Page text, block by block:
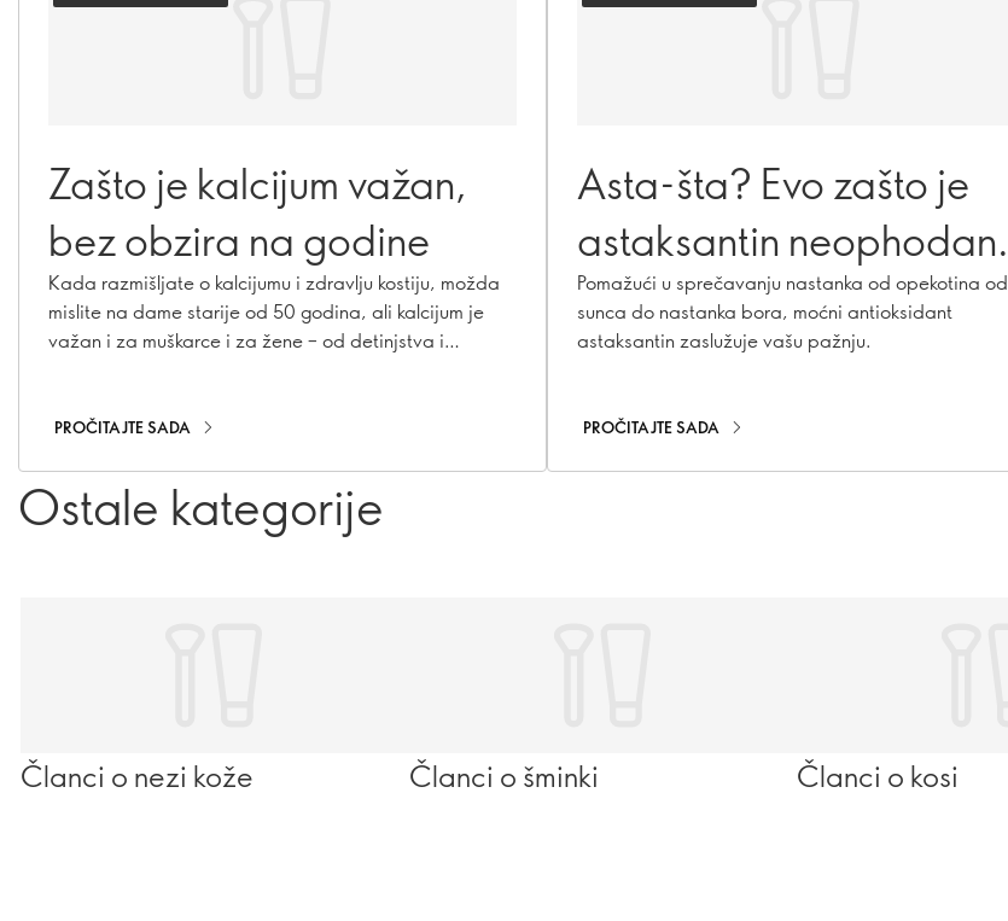
Zašto je kalcijum važan,
bez obzira na godine
Kada razmišljate o kalcijumu i zdravlju kostiju, možda
mislite na dame starije od 50 godina, ali kalcijum je
važan i za muškarce i za žene – od detinjstva i
da budete sigurni da ga vi, i oni koje volite, dobijate
PROČITAJTE SADA
Asta-šta? Evo zašto je
astaksantin neophodan
za zdravu kožu
Pomažući u sprečavanju nastanka od opekotina od
sunca do nastanka bora, moćni antioksidant
astaksantin zaslužuje vašu pažnju.
PROČITAJTE SADA
Ostale kategorije
Članci o nezi kože Članci o šminki Članci o kosi